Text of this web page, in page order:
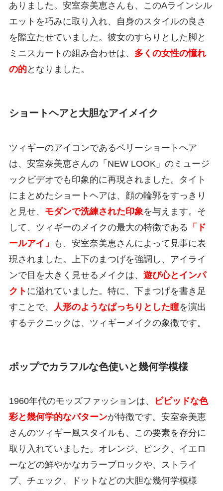
ありました。安室奈美恵さんも、このAラインシル
エットを巧みに取り入れ、自身のスタイルの良さ
を際立たせていました。彼女のすらりとした脚と
ミニスカートの組み合わせは、 多くの女性の憧れ
の的となりました。
ショートヘアと大胆なアイメイク
ツィギーのアイコンであるベリーショートヘア
は、安室奈美恵さんの「NEW LOOK」のミュージ
ックビデオでも印象的に再現されました。タイト
にまとめたショートヘアは、顔の輪郭をすっきり
と見せ、 モダンで洗練された印象 を与えます。そ
して、ツィギーのメイクの最大の特徴である 「ド
ールアイ」
も、安室奈美恵さんによって見事に表
現されました。上下のまつげを強調し、アイライ
ンで目を大きく見せるメイクは、 遊び心とインパ
クト に溢れていました。特に、下まつげを書き足
すことで、
人形のようなぱっちりとした瞳を演出
するテクニックは、ツィギーメイクの象徴です。
ポップでカラフルな色使いと幾何学模様
1960年代のモッズファッションは、
ビビッドな色
彩と幾何学的なパターンが特徴です。安室奈美恵
さんのツィギー風スタイルも、この要素を存分に
取り入れていました。オレンジ、ピンク、イエロ
ーなどの鮮やかなカラーブロックや、ストライ
プ、チェック、ドットなどの大胆な幾何学模様